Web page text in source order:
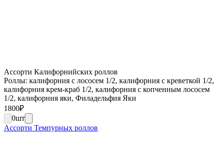
Ассорти Калифорнийских роллов
Роллы: калифорния с лососем 1/2, калифорния с креветкой 1/2,
калифорния крем-краб 1/2, калифорния с копченным лососем
1/2, калифорния яки, Филадельфия Яки
1800₽
0шт
Ассорти Темпурных роллов